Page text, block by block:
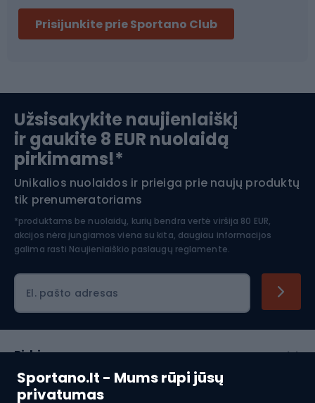
Sportano.lt - Mums rūpi jūsų
privatumas
Slidinėjimas
Apranga žiemos sportui
Šiaurietiškas ėjimas
Prisijunkite prie Sportano Club
Užsisakykite naujienlaiškį
ir gaukite 8 EUR nuolaidą
pirkimams!*
Unikalios nuolaidos ir prieiga prie naujų produktų
tik prenumeratoriams
*produktams be nuolaidų, kurių bendra vertė viršija 80 EUR,
akcijos nėra jungiamos viena su kita, daugiau informacijos
galima rasti Naujienlaiškio paslaugų reglamente.
El. pašto adresas
Pirkimas
Klientų aptarnavimas